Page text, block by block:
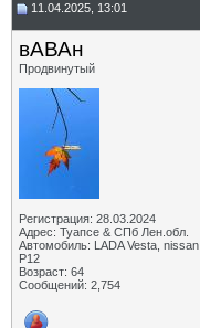
11.04.2025, 13:01
вАВАн
Продвинутый
Регистрация: 28.03.2024
Адрес: Туапсе & СПб Лен.обл.
Автомобиль: LADA Vesta, nissan
P12
Возраст: 64
Сообщений: 2,754